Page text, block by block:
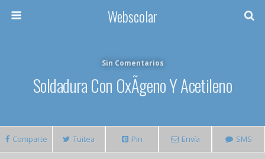
Webscolar
Sin Comentarios
Soldadura Con OxÃ­geno Y Acetileno
Comparte Tuitea Pin Envía SMS